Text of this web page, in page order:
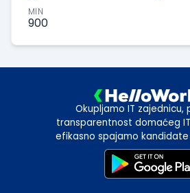
MIN
900
Okupljamo IT zajednicu,
transparentnost domaćeg
efikasno spajamo